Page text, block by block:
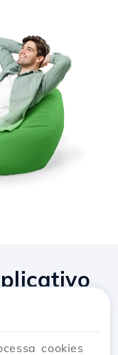
cookies